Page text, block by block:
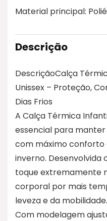
Material principal:
Descrição
DescriçãoCalça
Unissex – Proteção,
Dias Frios
A Calça Térmica
essencial para
com máximo conforto
inverno.
toque extremamente
corporal por mais
leveza e da mobilidade.
Com modelagem